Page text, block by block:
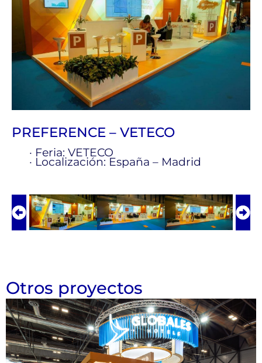
PREFERENCE – VETECO
· Feria: VETECO
· Localización: España – Madrid
Otros proyectos